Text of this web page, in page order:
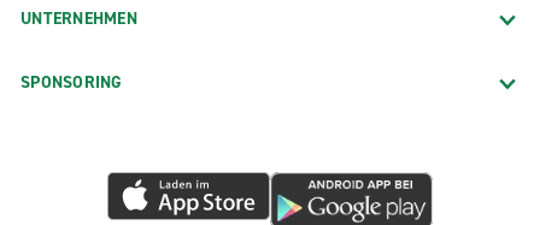
UNTERNEHMEN
SPONSORING